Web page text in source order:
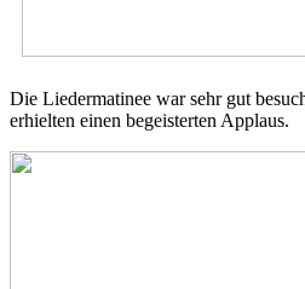
Die Liedermatinee war sehr gut
erhielten einen begeisterten Applaus.